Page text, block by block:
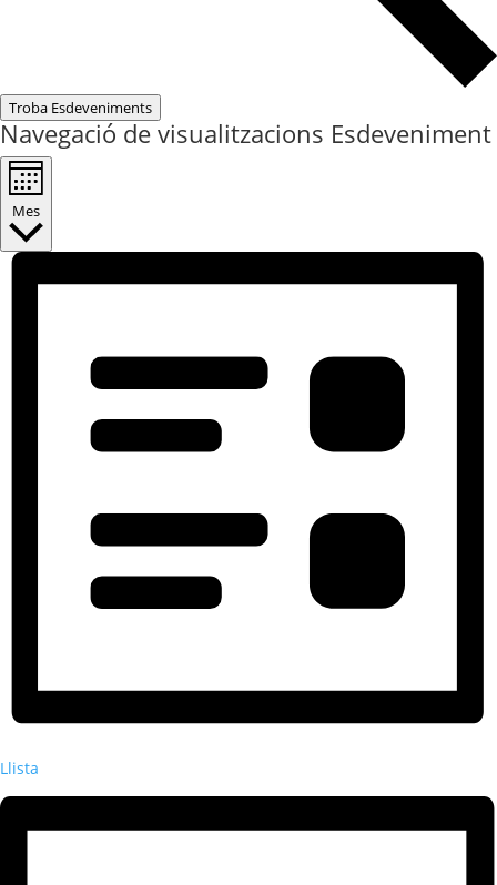
Troba Esdeveniments
Navegació de visualitzacions Esdeveniment
Mes
Llista